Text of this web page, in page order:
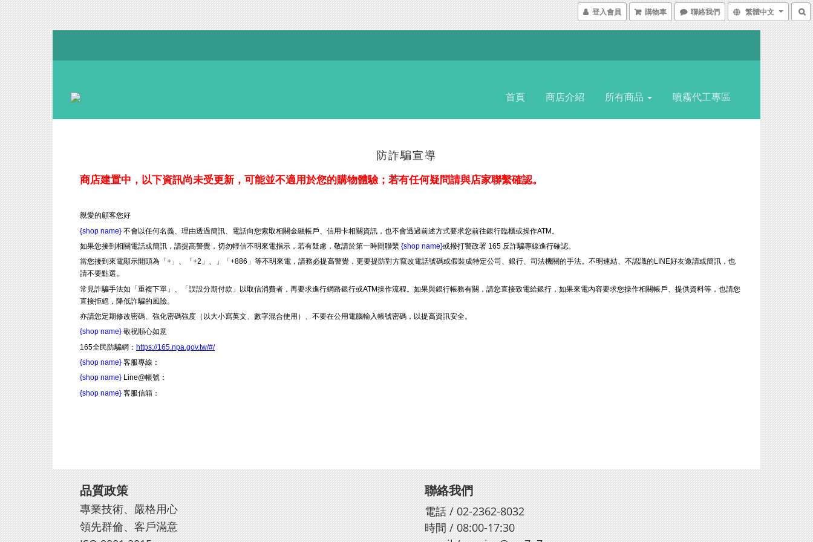
登入會員 購物車 聯絡我們 繁體中文
首頁 商店介紹 所有商品 噴霧代工專區
防詐騙宣導
商店建置中，以下資訊尚未受更新，可能並不適用於您的購物體驗；若有任何疑問請與店家聯繫確認。
親愛的顧客您好
{shop name} 不會以任何名義、理由透過簡訊、電話向您索取相關金融帳戶、信用卡相關資訊，也不會透過前述方式要求您前往銀行臨櫃或操作ATM。
如果您接到相關電話或簡訊，請提高警覺，切勿輕信不明來電指示，若有疑慮，敬請於第一時間聯繫 {shop name}或撥打警政署 165 反詐騙專線進行確認。
當您接到來電顯示開頭為「+」、「+2」、」「+886」等不明來電，請務必提高警覺，更要提防對方竄改電話號碼或假裝成特定公司、銀行、司法機關的手法。不明連結、不認識的LINE好友邀請或簡訊，也
請不要點選。
常見詐騙手法如「重複下單」、「誤設分期付款」以取信消費者，再要求進行網路銀行或ATM操作流程。如果與銀行帳務有關，請您直接致電給銀行，如果來電內容要求您操作相關帳戶、提供資料等，也請您
直接拒絕，降低詐騙的風險。
亦請您定期修改密碼、強化密碼強度（以大小寫英文、數字混合使用）、不要在公用電腦輸入帳號密碼，以提高資訊安全。
{shop name} 敬祝順心如意
165全民防騙網： https://165.npa.gov.tw/#/
{shop name} 客服專線：
{shop name} Line@帳號：
{shop name} 客服信箱：
品質政策
專業技術、嚴格用心
領先群倫、客戶滿意
聯絡我們
電話 / 02-2362-8032
時間 / 08:00-17:30